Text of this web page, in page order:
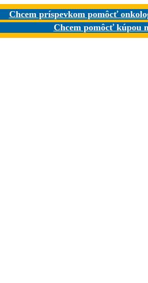
Chcem príspevkom pomôcť
Chcem pomôcť kúpou